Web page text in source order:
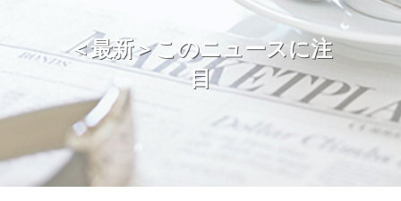
＜最新＞このニュースに注
目